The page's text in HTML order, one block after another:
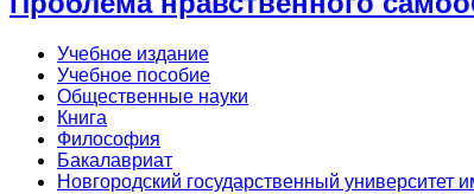
Учебное издание
Учебное пособие
Общественные науки
Книга
Философия
Бакалавриат
Новгородский государственный университет